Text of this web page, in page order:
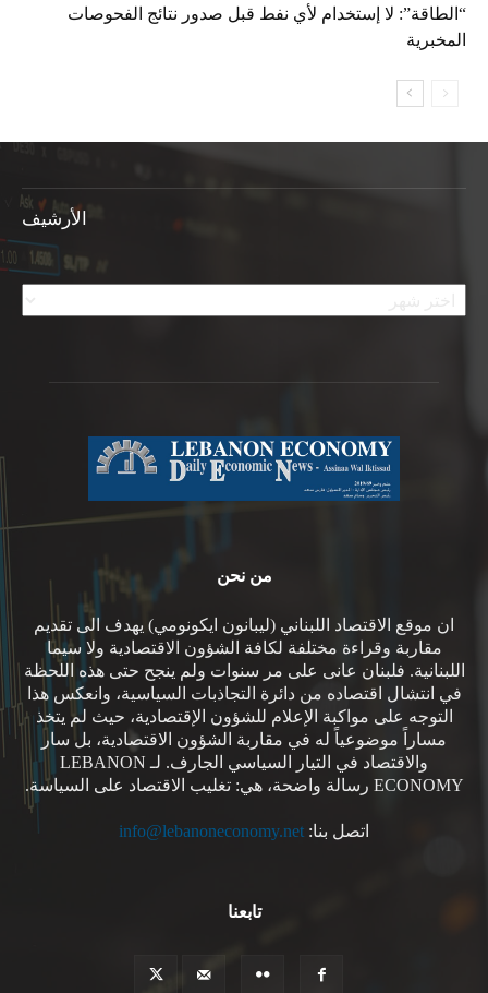
“الطاقة”: لا إستخدام لأي نفط قبل صدور نتائج الفحوصات
المخبرية
الأرشيف
الأرشيف
من نحن
ان موقع الاقتصاد اللبناني (ليبانون ايكونومي) يهدف الى تقديم
مقاربة وقراءة مختلفة لكافة الشؤون الاقتصادية ولا سيما
اللبنانية. فلبنان عانى على مر سنوات ولم ينجح حتى هذه اللحظة
في انتشال اقتصاده من دائرة التجاذبات السياسية، وانعكس هذا
التوجه على مواكبة الإعلام للشؤون الإقتصادية، حيث لم يتخذ
مساراً موضوعياً له في مقاربة الشؤون الاقتصادية، بل سار
والاقتصاد في التيار السياسي الجارف. لـ LEBANON
ECONOMY رسالة واضحة، هي: تغليب الاقتصاد على السياسة.
اتصل بنا: info@lebanoneconomy.net
تابعنا